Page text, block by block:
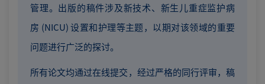
管理。出版的稿件涉及新技术、新生儿重症监护病
房 (NICU) 设置和护理等主题，以期对该领域的重要
问题进行广泛的探讨。
所有论文均通过在线提交，经过严格的同行评审，稿